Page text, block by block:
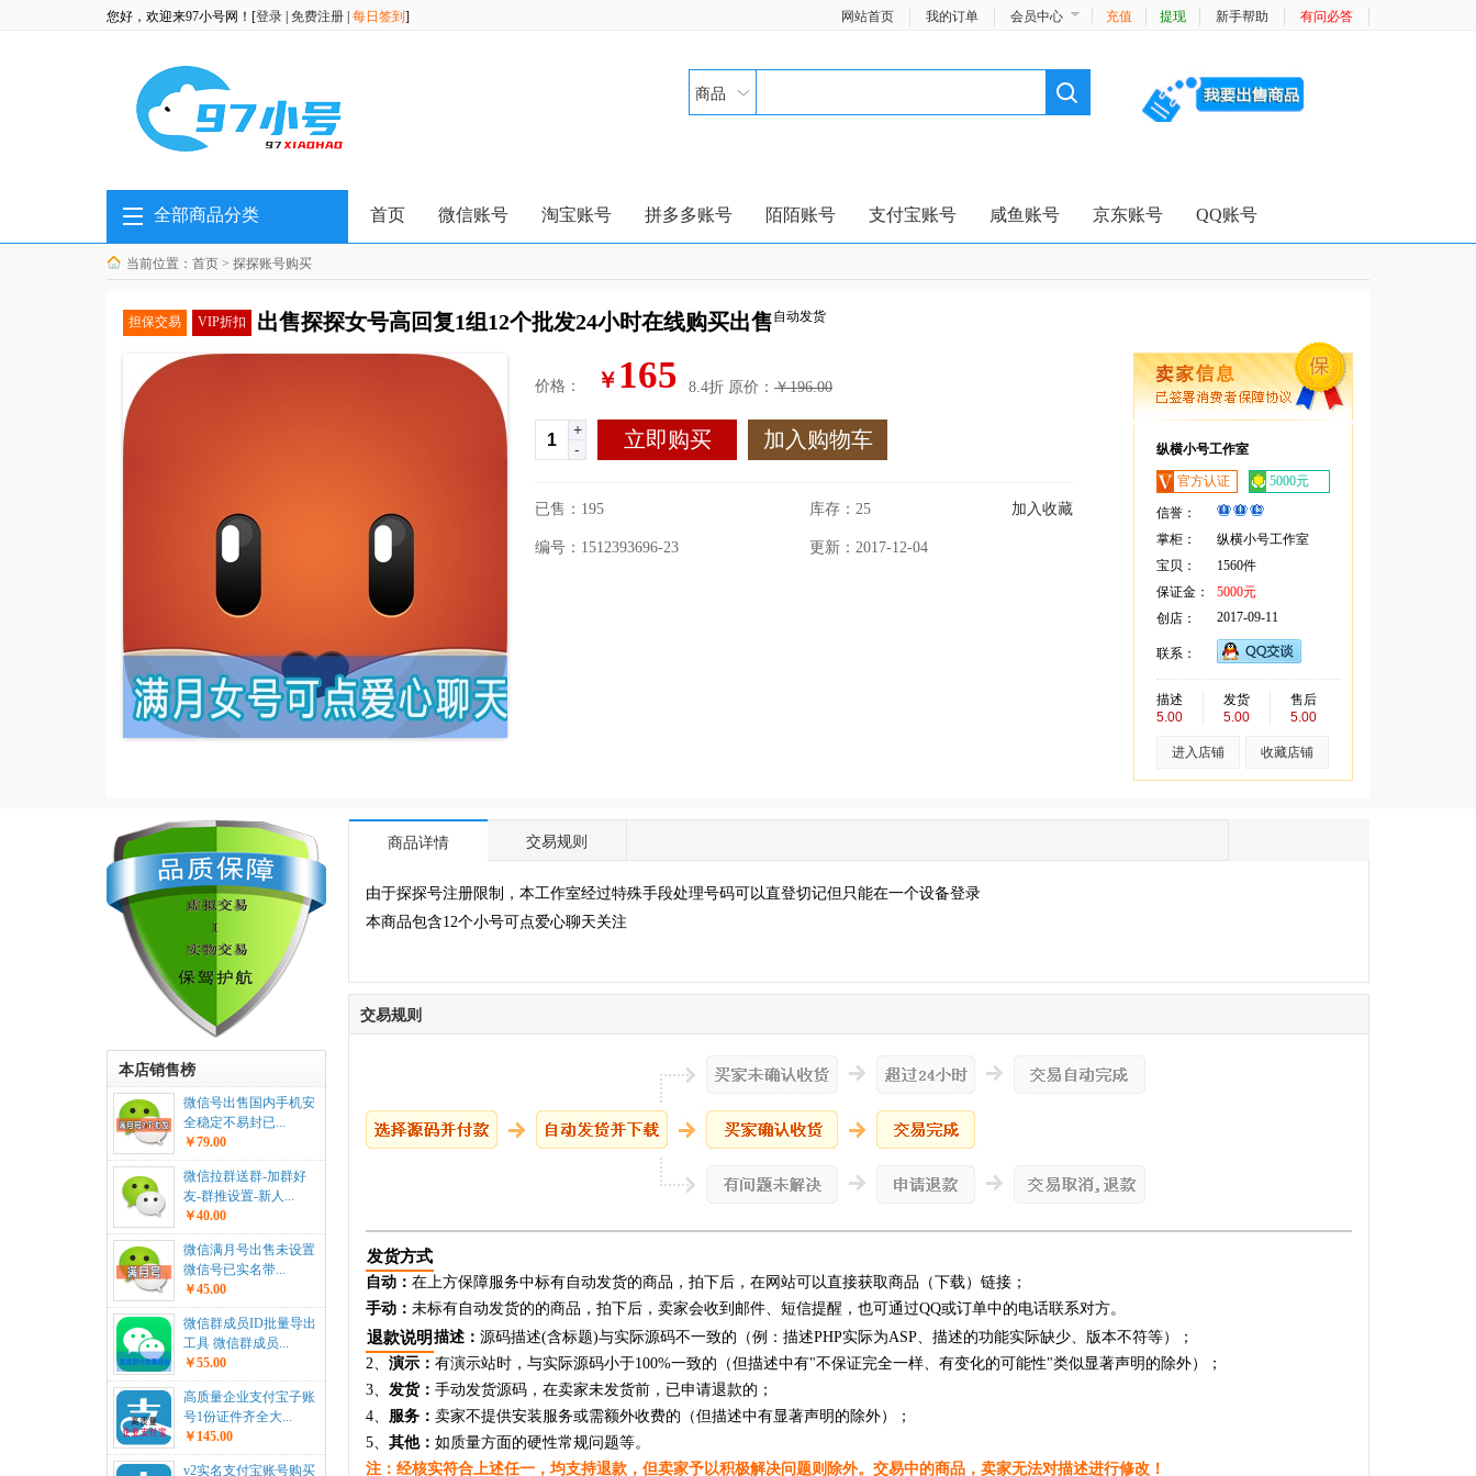
您好，欢迎来97小号网！[登录 免费注册 每日签到 ] 网站首页 我的订单 会员中心 充值 提现 新手帮助 有问必答
商品
全部商品分类 首页 微信账号 淘宝账号 拼多多账号 陌陌账号 支付宝账号 咸鱼账号 京东账号 QQ账号
当前位置： 首页 > 探探账号购买
担保交易 自动发货
VIP折扣 出售探探女号高回复1组12个批发24小时在线购买出售
价格： ￥ 165 8.4折 原价： ￥196.00
+
-
立即购买 加入购物车
已售：195 库存： 25 加入收藏
编号：1512393696-23 更新：2017-12-04
纵横小号工作室
官方认证 5000元
信誉：
掌柜：
纵横小号工作室
宝贝：
1560件
保证金：
5000元
创店：
2017-09-11
联系：
描述
5.00
发货
5.00
售后
5.00
进入店铺 收藏店铺
本店销售榜
微信号出售国内手机安
全稳定不易封已...
￥79.00
微信拉群送群-加群好
友-群推设置-新人...
￥40.00
微信满月号出售未设置
微信号已实名带...
￥45.00
微信群成员ID批量导出
工具 微信群成员...
￥55.00
高质量企业支付宝子账
号1份证件齐全大...
￥145.00
v2实名支付宝账号购买
商品详情 交易规则
由于探探号注册限制，本工作室经过特殊手段处理号码可以直登切记但只能在一个设备登录
本商品包含12个小号可点爱心聊天关注
交易规则
发货方式
自动： 在上方保障服务中标有自动发货的商品，拍下后，在网站可以直接获取商品（下载）链接；
手动： 未标有自动发货的的商品，拍下后，卖家会收到邮件、短信提醒，也可通过QQ或订单中的电话联系对方。
退款说明 描述： 源码描述(含标题)与实际源码不一致的（例：描述PHP实际为ASP、描述的功能实际缺少、版本不符等）；
2、 演示： 有演示站时，与实际源码小于100%一致的（但描述中有"不保证完全一样、有变化的可能性"类似显著声明的除外）；
3、 发货： 手动发货源码，在卖家未发货前，已申请退款的；
4、 服务： 卖家不提供安装服务或需额外收费的（但描述中有显著声明的除外）；
5、 其他： 如质量方面的硬性常规问题等。
注：经核实符合上述任一，均支持退款，但卖家予以积极解决问题则除外。交易中的商品，卖家无法对描述进行修改！